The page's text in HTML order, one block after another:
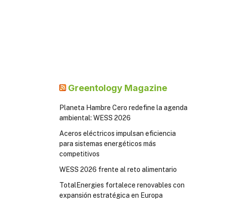
Greentology Magazine
Planeta Hambre Cero redefine la agenda
ambiental: WESS 2026
Aceros eléctricos impulsan eficiencia
para sistemas energéticos más
competitivos
WESS 2026 frente al reto alimentario
TotalEnergies fortalece renovables con
expansión estratégica en Europa